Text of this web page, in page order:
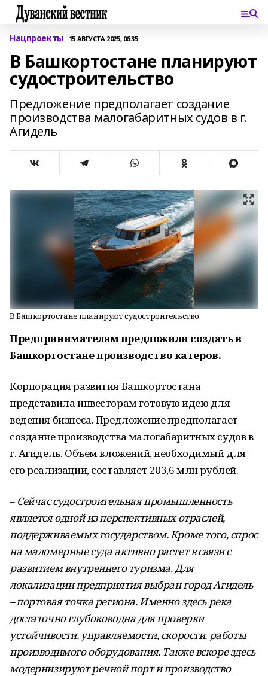
Нацпроекты 15 АВГУСТА 2025, 06:35
В Башкортостане планируют
судостроительство
Предложение предполагает создание
производства малогабаритных судов в г.
Агидель
В Башкортостане планируют судостроительство
Предпринимателям предложили создать в
Башкортостане производство катеров.
Корпорация развития Башкортостана
представила инвесторам готовую идею для
ведения бизнеса. Предложение предполагает
создание производства малогабаритных судов в
г. Агидель. Объем вложений, необходимый для
его реализации, составляет 203,6 млн рублей.
–Сейчас судостроительная промышленность
является одной из перспективных отраслей,
поддерживаемых государством. Кроме того, спрос
на маломерные суда активно растет в связи с
развитием внутреннего туризма. Для
локализации предприятия выбран город Агидель
– портовая точка региона. Именно здесь река
достаточно глубоководна для проверки
устойчивости, управляемости, скорости, работы
производимого оборудования. Также вскоре здесь
модернизируют речной порт и производство